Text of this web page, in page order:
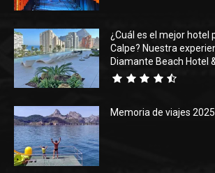
¿Cuál es el mejor hotel
Calpe? Nuestra
Diamante Beach Hotel
Memoria de viajes